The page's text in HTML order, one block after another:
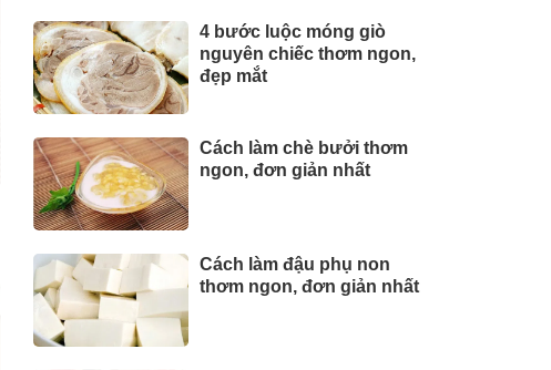
4 bước luộc móng giò
nguyên chiếc thơm ngon,
đẹp mắt
Cách làm chè bưởi thơm
ngon, đơn giản nhất
Cách làm đậu phụ non
thơm ngon, đơn giản nhất